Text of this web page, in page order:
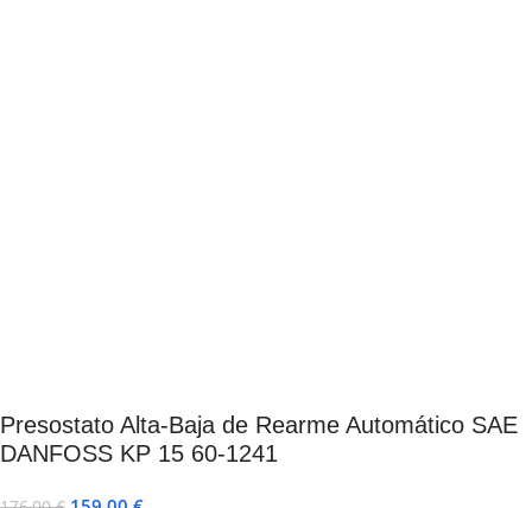
Presostato Alta-Baja de Rearme Automático SAE
DANFOSS KP 15 60-1241